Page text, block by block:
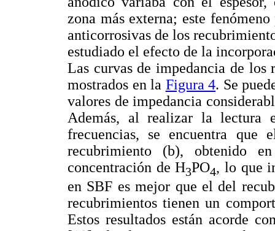
zona más externa; este
anticorrosivas de los
estudiado el efecto de la
Las curvas de impedancia de los
mostrados en la Figura 4. Se
valores de impedancia
Además, al realizar la lectura
frecuencias, se encuentra
recubrimiento (b), obtenido
concentración de H3PO4, lo que
en SBF es mejor que el del
recubrimientos tienen un
Estos resultados están acorde